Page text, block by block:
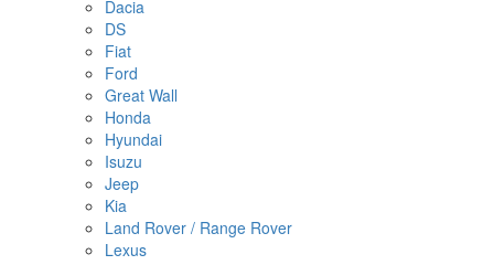
Dacia
DS
Fiat
Ford
Great Wall
Honda
Hyundai
Isuzu
Jeep
Kia
Land Rover / Range Rover
Lexus